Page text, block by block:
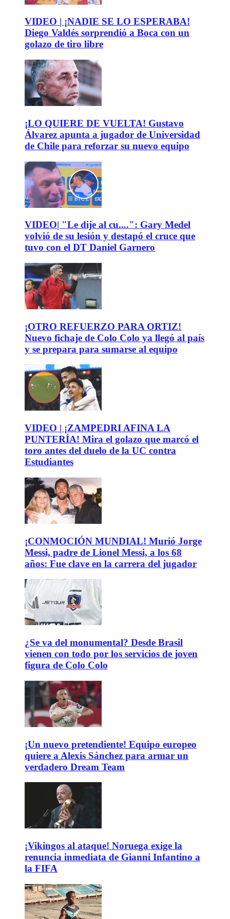
VIDEO | ¡NADIE SE LO ESPERABA!
Diego Valdés sorprendió a Boca con un
golazo de tiro libre
¡LO QUIERE DE VUELTA! Gustavo
Álvarez apunta a jugador de Universidad
de Chile para reforzar su nuevo equipo
VIDEO| "Le dije al cu....": Gary Medel
volvió de su lesión y destapó el cruce que
tuvo con el DT Daniel Garnero
¡OTRO REFUERZO PARA ORTIZ!
Nuevo fichaje de Colo Colo ya llegó al país
y se prepara para sumarse al equipo
VIDEO | ¡ZAMPEDRI AFINA LA
PUNTERÍA! Mira el golazo que marcó el
toro antes del duelo de la UC contra
Estudiantes
¡CONMOCIÓN MUNDIAL! Murió Jorge
Messi, padre de Lionel Messi, a los 68
años: Fue clave en la carrera del jugador
¿Se va del monumental? Desde Brasil
vienen con todo por los servicios de joven
figura de Colo Colo
¡Un nuevo pretendiente! Equipo europeo
quiere a Alexis Sánchez para armar un
verdadero Dream Team
¡Vikingos al ataque! Noruega exige la
renuncia inmediata de Gianni Infantino a
la FIFA